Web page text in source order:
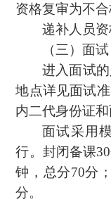
资格复审为不合
递补人员资
（三）面试
进入面试
地点详见面试
内二代身份证和
面试采用
行。封闭备课
钟，总分70分
分。